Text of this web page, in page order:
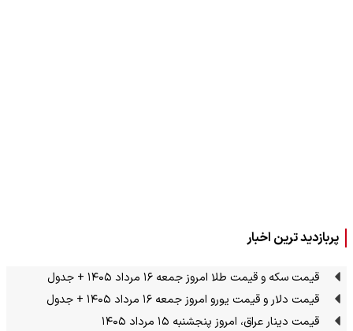
پربازدید ترین اخبار
قیمت سکه و قیمت طلا امروز جمعه ۱۶ مرداد ۱۴۰۵ + جدول
قیمت دلار و قیمت یورو امروز جمعه ۱۶ مرداد ۱۴۰۵ + جدول
قیمت دینار عراق، امروز پنجشنبه ۱۵ مرداد ۱۴۰۵